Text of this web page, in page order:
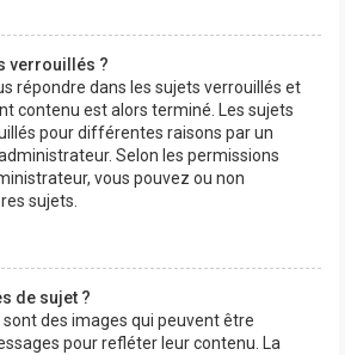
verrouillés ?
répondre dans les sujets verrouillés et
contenu est alors terminé. Les sujets
pour différentes raisons par un
Selon les permissions
vous pouvez ou non
sujets.
de sujet ?
sont des images qui peuvent être
pour refléter leur contenu. La